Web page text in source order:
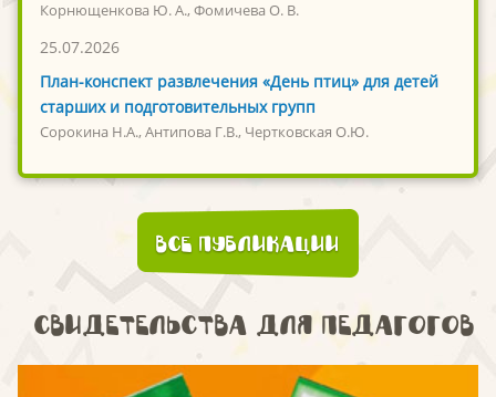
Корнющенкова Ю. А., Фомичева О. В.
25.07.2026
План-конспект развлечения «День птиц» для детей
старших и подготовительных групп
Сорокина Н.А., Антипова Г.В., Чертковская О.Ю.
Все публикации
Свидетельства для педагогов